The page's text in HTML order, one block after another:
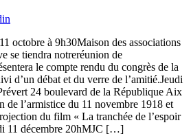
octobre à 9h30Maison des associations
se tiendra notreréunion de
le compte rendu du congrès de la
d’un débat et du verre de l’amitié.Jeudi
24 boulevard de la République Aix
de l’armistice du 11 novembre 1918 et
du film « La tranchée de l’espoir
11 décembre 20hMJC […]